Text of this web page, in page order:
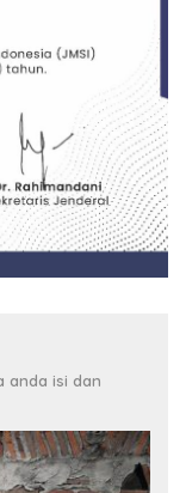
anda isi dan